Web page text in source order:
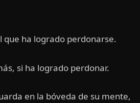
que ha logrado perdonarse.
si ha logrado perdonar.
en la bóveda de su mente,